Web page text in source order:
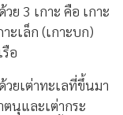
ย 3 เกาะ คือ เกาะ
ะเล็ก (เกาะบก)
อ
ยเต่าทะเลที่ขึ้นมา
ตนุและเต่ากระ